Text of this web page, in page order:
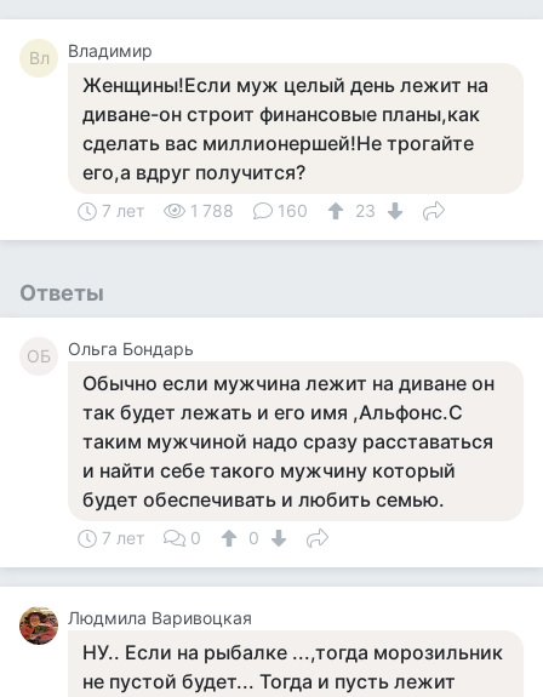
Вл Владимир
Женщины!Если муж целый день лежит на
диване-он строит финансовые планы,как
сделать вас миллионершей!Не трогайте
его,а вдруг получится?
7 лет 1 788 160 23
Ответы
ОБ Ольга Бондарь
Обычно если мужчина лежит на диване он
так будет лежать и его имя ,Альфонс.С
таким мужчиной надо сразу расставаться
и найти себе такого мужчину который
будет обеспечивать и любить семью.
7 лет 0 0
Людмила Варивоцкая
НУ.. Если на рыбалке ...,тогда морозильник
не пустой будет... Тогда и пусть лежит